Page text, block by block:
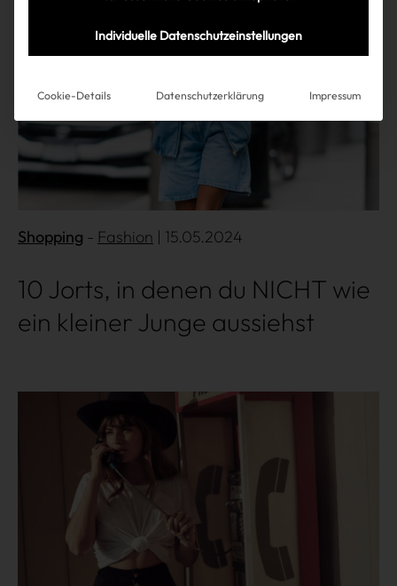
Shopping Fashion | 15.05.2024
10 Jorts, in denen du NICHT wie
ein kleiner Junge aussiehst
Individuelle Datenschutzeinstellungen
Cookie-Details Datenschutzerklärung Impressum